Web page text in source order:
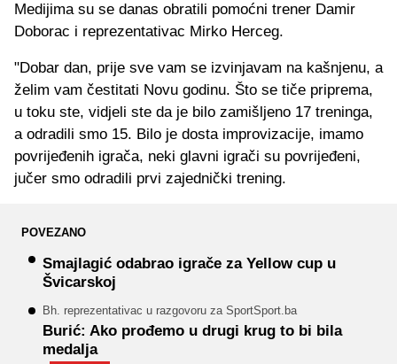
Medijima su se danas obratili pomoćni trener Damir
Doborac i reprezentativac Mirko Herceg.
"Dobar dan, prije sve vam se izvinjavam na kašnjenu, a
želim vam čestitati Novu godinu. Što se tiče priprema,
u toku ste, vidjeli ste da je bilo zamišljeno 17 treninga,
a odradili smo 15. Bilo je dosta improvizacije, imamo
povrijeđenih igrača, neki glavni igrači su povrijeđeni,
jučer smo odradili prvi zajednički trening.
POVEZANO
Smajlagić odabrao igrače za Yellow cup u
Švicarskoj
Bh. reprezentativac u razgovoru za SportSport.ba
Burić: Ako prođemo u drugi krug to bi bila
medalja